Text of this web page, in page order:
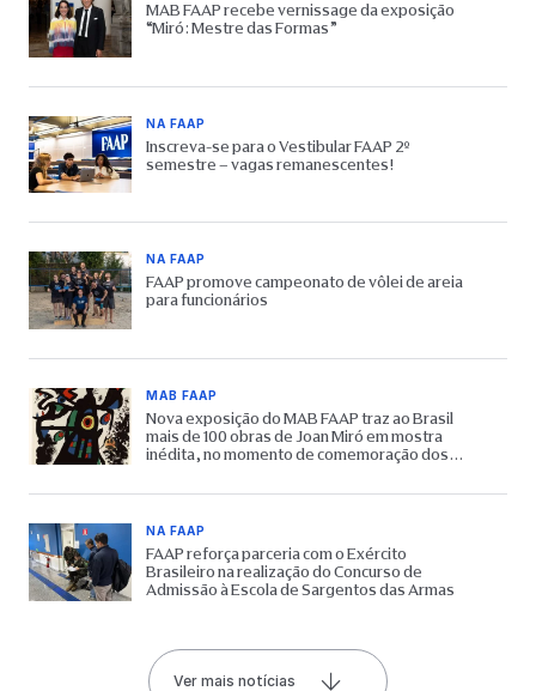
MAB FAAP recebe vernissage da exposição
“Miró: Mestre das Formas”
NA FAAP
Inscreva-se para o Vestibular FAAP 2º
semestre – vagas remanescentes!
NA FAAP
FAAP promove campeonato de vôlei de areia
para funcionários
MAB FAAP
Nova exposição do MAB FAAP traz ao Brasil
mais de 100 obras de Joan Miró em mostra
inédita, no momento de comemoração dos
NA FAAP
FAAP reforça parceria com o Exército
Brasileiro na realização do Concurso de
Admissão à Escola de Sargentos das Armas
Ver mais notícias